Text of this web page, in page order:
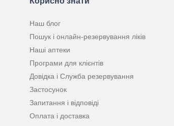
Наш блог
Пошук і онлайн-резервування ліків
Наші аптеки
Програми для клієнтів
Довідка і Служба резервування
Застосунок
Запитання і відповіді
Оплата і доставка